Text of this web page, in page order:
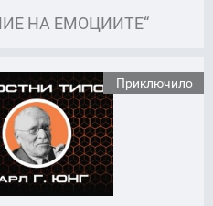
НА ЕМОЦИИТЕ“
Приключило